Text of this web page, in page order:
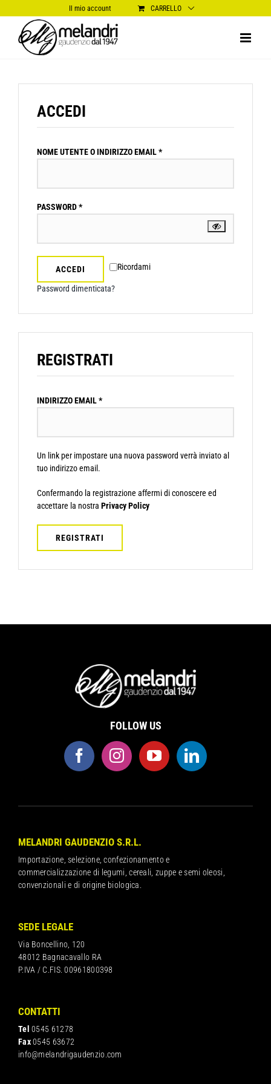
al
contenuto
Il mio account CARRELLO
ACCEDI
NOME UTENTE O INDIRIZZO EMAIL*RICHIESTO
PASSWORD*RICHIESTO
Ricordami
ACCEDI
Password dimenticata?
REGISTRATI
INDIRIZZO EMAIL*RICHIESTO
Un link per impostare una nuova password verrà inviato al
tuo indirizzo email.
Confermando la registrazione affermi di conoscere ed
accettare la nostra Privacy Policy
REGISTRATI
FOLLOW US
MELANDRI GAUDENZIO S.R.L.
Importazione, selezione, confezionamento e
commercializzazione di legumi, cereali, zuppe e semi oleosi,
convenzionali e di origine biologica.
SEDE LEGALE
Via Boncellino, 120
48012 Bagnacavallo RA
P.IVA / C.FIS. 00961800398
CONTATTI
Tel 0545 61278
Fax0545 63672
info@melandrigaudenzio.com